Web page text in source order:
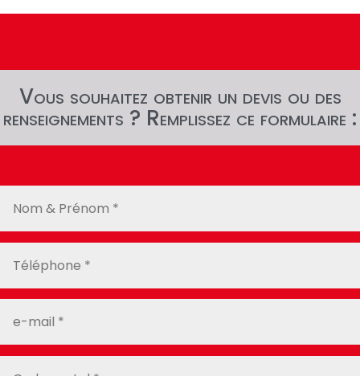
Vous souhaitez obtenir un devis ou des
renseignements ? Remplissez ce formulaire :